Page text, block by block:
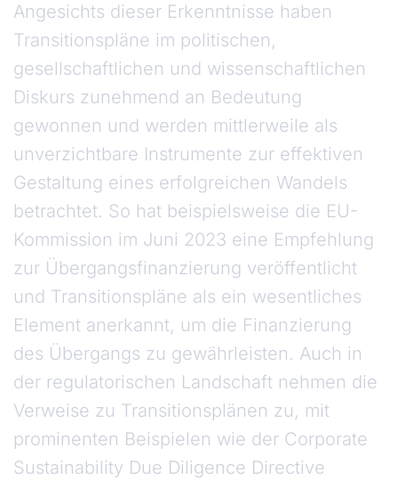
Angesichts dieser Erkenntnisse haben
Transitionspläne im politischen,
gesellschaftlichen und wissenschaftlichen
Diskurs zunehmend an Bedeutung
gewonnen und werden mittlerweile als
unverzichtbare Instrumente zur effektiven
Gestaltung eines erfolgreichen Wandels
betrachtet. So hat beispielsweise die EU-
Kommission im Juni 2023 eine Empfehlung
zur Übergangsfinanzierung veröffentlicht
und Transitionspläne als ein wesentliches
Element anerkannt, um die Finanzierung
des Übergangs zu gewährleisten. Auch in
der regulatorischen Landschaft nehmen die
Verweise zu Transitionsplänen zu, mit
prominenten Beispielen wie der Corporate
Sustainability Due Diligence Directive